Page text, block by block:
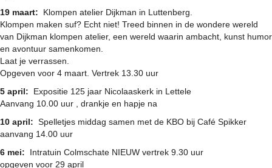
19 maart: Klompen atelier Dijkman in Luttenberg.
Klompen maken suf? Echt niet! Treed binnen in de wondere wereld
van Dijkman klompen atelier, een wereld waarin ambacht, kunst humor
en avontuur samenkomen.
Laat je verrassen.
Opgeven voor 4 maart. Vertrek 13.30 uur
5 april: Expositie 125 jaar Nicolaaskerk in Lettele
Aanvang 10.00 uur , drankje en hapje na
10 april: Spelletjes middag samen met de KBO bij Café Spikker
aanvang 14.00 uur
6 mei:
Intratuin Colmschate NIEUW vertrek 9.30 uur
opgeven voor 29 april